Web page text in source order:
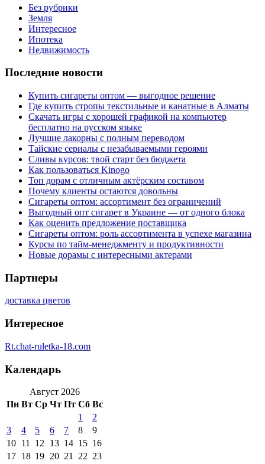
Без рубрики
Земля
Интересное
Ипотека
Недвижимость
Последние новости
Купить сигареты оптом — выгодное решение
Где купить стропы текстильные и канатные в Алматы
Скачать игры с хорошей графикой на компьютер
бесплатно на русском языке
Лучшие лакорны с полным переводом
Тайские сериалы с незабываемыми героями
Сливы курсов: твой старт без бюджета
Как пользоваться Kinogo
Топ дорам с отличным актёрским составом
Почему клиенты остаются довольны
Сигареты оптом: ассортимент без ограничений
Выгодный опт сигарет в Украине — от одного блока
Как оценить предложение поставщика
Сигареты оптом: роль ассортимента в успехе магазина
Курсы по тайм-менеджменту и продуктивности
Новые дорамы с интересными актерами
Партнеры
доставка цветов
Интересное
Rt.chat-ruletka-18.com
Календарь
Август 2026
Пн Вт Ср Чт Пт Сб Вс
1
2
3
4 5 6 7 8
9
10 11 12 13 14 15 16
17 18 19 20 21 22 23